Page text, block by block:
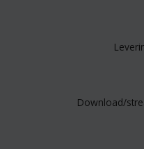
Download/